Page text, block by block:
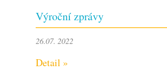
Výroční zprávy
26.07. 2022
Detail »